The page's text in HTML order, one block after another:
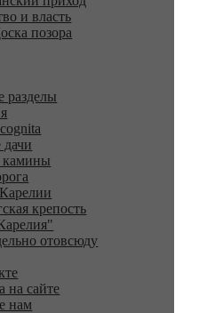
и власть
позора
разделы
крепость
отовсюду
на сайте
нам